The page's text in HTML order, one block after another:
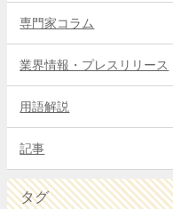
専門家コラム
業界情報・プレスリリース
用語解説
記事
タグ